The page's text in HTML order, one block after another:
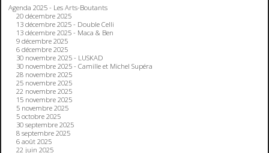
Agenda 2025 - Les Arts-Boutants
20 décembre 2025
13 décembre 2025 - Double Celli
13 décembre 2025 - Maca & Ben
9 décembre 2025
6 décembre 2025
30 novembre 2025 - LUSKAD
30 novembre 2025 - Camille et Michel Supéra
28 novembre 2025
25 novembre 2025
22 novembre 2025
15 novembre 2025
5 novembre 2025
5 octobre 2025
30 septembre 2025
8 septembre 2025
6 août 2025
22 juin 2025